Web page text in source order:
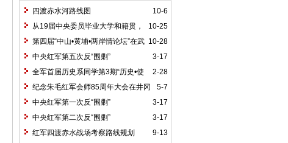
10-6
四渡赤水河路线图
10-25
从19届中央委员毕业大学和籍贯，
看当代中国文化区域积淀
10-28
第四届“中山•黄埔•两岸情论坛”在武
汉举行
3-17
中央红军第五次反“围剿”
2-28
全军首届历史系同学第3期“历史•使
命”论坛纪要
5-7
纪念朱毛红军会师85周年大会在井冈
山召开
3-17
中央红军第一次反“围剿”
3-17
中央红军第二次反“围剿”
9-13
红军四渡赤水战场考察路线规划